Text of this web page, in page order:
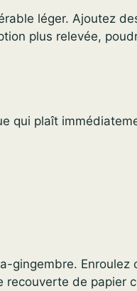
léger. Ajoutez
plus relevée,
qui plaît
gingembre. Enroulez
recouverte de papier